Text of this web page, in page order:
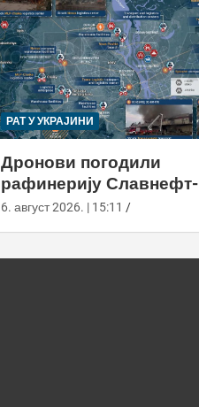
РАТ У УКРАЈИНИ
Дронови погодили
рафинерију Славнефт-
ЈАНОС у Јарослављу
6. август 2026. | 15:11